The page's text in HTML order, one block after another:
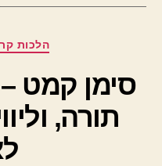
הלכות
סימן קמט
תורה,